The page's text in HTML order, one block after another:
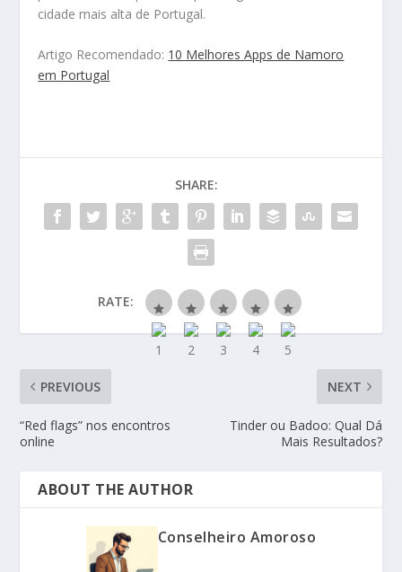
cidade mais alta de Portugal.
Artigo Recomendado: 10 Melhores Apps de Namoro
em Portugal
SHARE:
RATE:
PREVIOUS
“Red flags” nos encontros
online
NEXT
Tinder ou Badoo: Qual Dá
Mais Resultados?
ABOUT THE AUTHOR
Conselheiro Amoroso